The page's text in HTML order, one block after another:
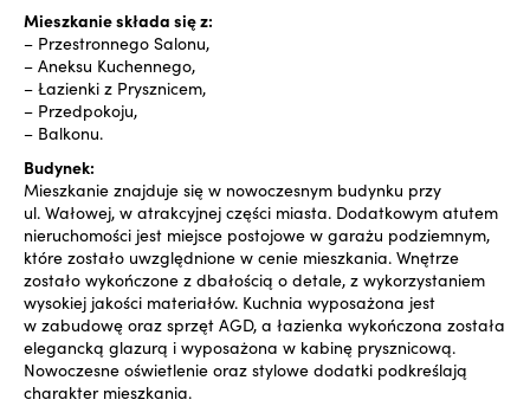
Mieszkanie składa się z:
– Przestronnego Salonu,
– Aneksu Kuchennego,
– Łazienki z Prysznicem,
– Przedpokoju,
– Balkonu.
Budynek:
Mieszkanie znajduje się w nowoczesnym budynku przy
ul. Wałowej, w atrakcyjnej części miasta. Dodatkowym atutem
nieruchomości jest miejsce postojowe w garażu podziemnym,
które zostało uwzględnione w cenie mieszkania. Wnętrze
zostało wykończone z dbałością o detale, z wykorzystaniem
wysokiej jakości materiałów. Kuchnia wyposażona jest
w zabudowę oraz sprzęt AGD, a łazienka wykończona została
elegancką glazurą i wyposażona w kabinę prysznicową.
Nowoczesne oświetlenie oraz stylowe dodatki podkreślają
charakter mieszkania.